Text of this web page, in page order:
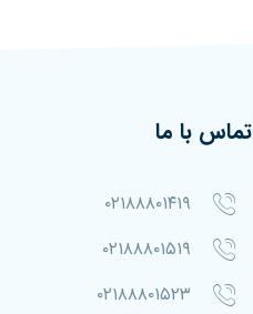
تماس با ما
۰۲۱۸۸۸۰۱۴۱۹
۰۲۱۸۸۸۰۱۵۱۹
۰۲۱۸۸۸۰۱۵۲۳